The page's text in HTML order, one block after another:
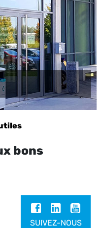
bons
SUIVEZ-NOUS